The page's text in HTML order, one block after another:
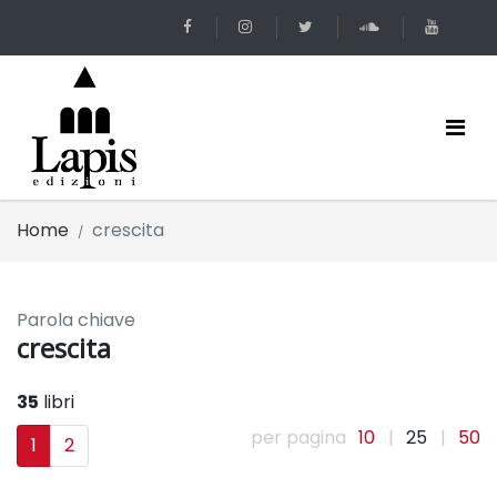
Home crescita
Parola chiave
crescita
35 libri
1
2 per pagina 10 | 25 | 50